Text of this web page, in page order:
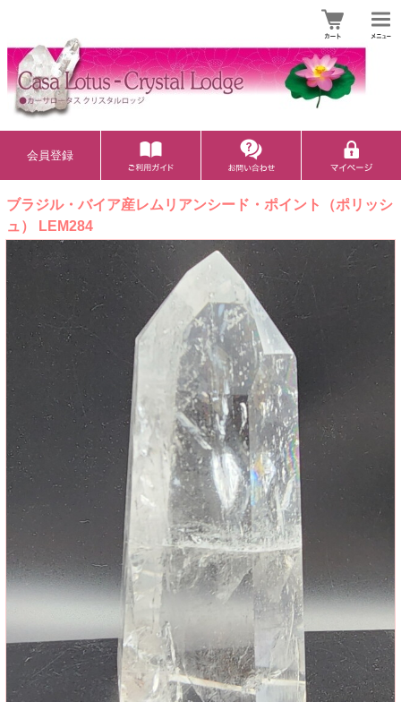
会員登録
ブラジル・バイア産レムリアンシード・ポイント（ポリッシ
ュ） LEM284